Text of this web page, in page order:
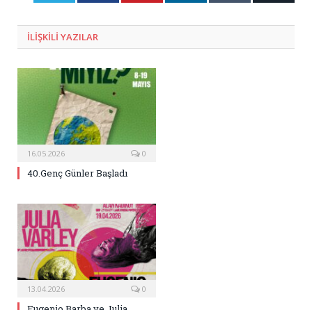
ILIŞKILI YAZILAR
16.05.2026 0
40.Genç Günler Başladı
13.04.2026 0